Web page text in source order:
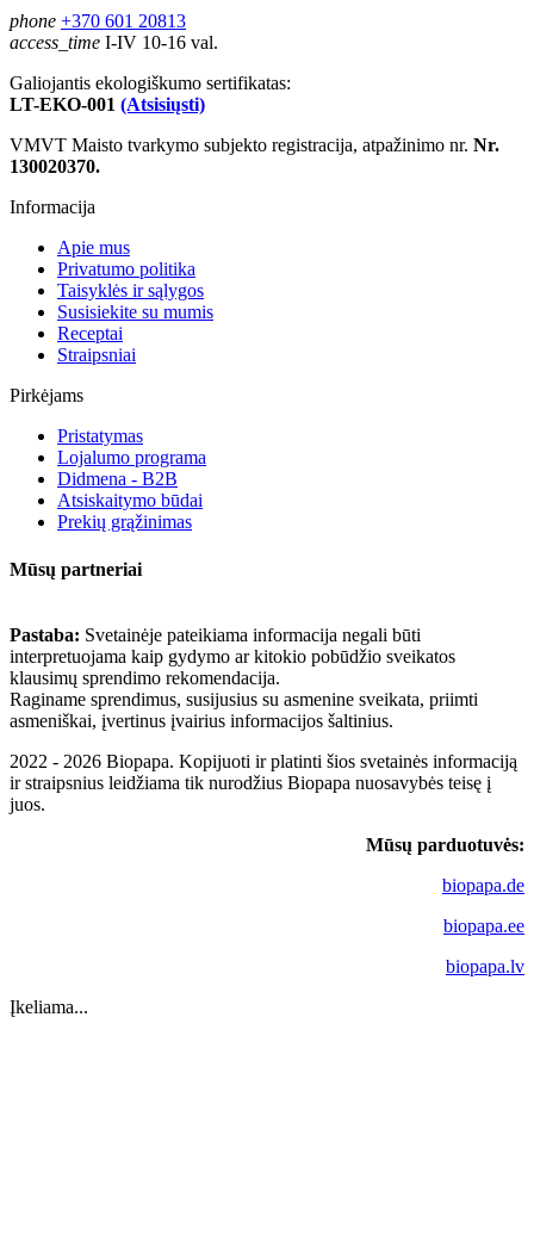
phone +370 601 20813
access_time I-IV 10-16 val.
Galiojantis ekologiškumo sertifikatas:
LT-EKO-001 (Atsisiųsti)
VMVT Maisto tvarkymo subjekto registracija, atpažinimo nr. Nr.
130020370.
Informacija
Apie mus
Privatumo politika
Taisyklės ir sąlygos
Susisiekite su mumis
Receptai
Straipsniai
Pirkėjams
Pristatymas
Lojalumo programa
Didmena - B2B
Atsiskaitymo būdai
Prekių grąžinimas
Mūsų partneriai
Pastaba: Svetainėje pateikiama informacija negali būti
interpretuojama kaip gydymo ar kitokio pobūdžio sveikatos
klausimų sprendimo rekomendacija.
Raginame sprendimus, susijusius su asmenine sveikata, priimti
asmeniškai, įvertinus įvairius informacijos šaltinius.
2022 - 2026 Biopapa. Kopijuoti ir platinti šios svetainės informaciją
ir straipsnius leidžiama tik nurodžius Biopapa nuosavybės teisę į
juos.
Mūsų parduotuvės:
biopapa.de
biopapa.ee
biopapa.lv
Įkeliama...